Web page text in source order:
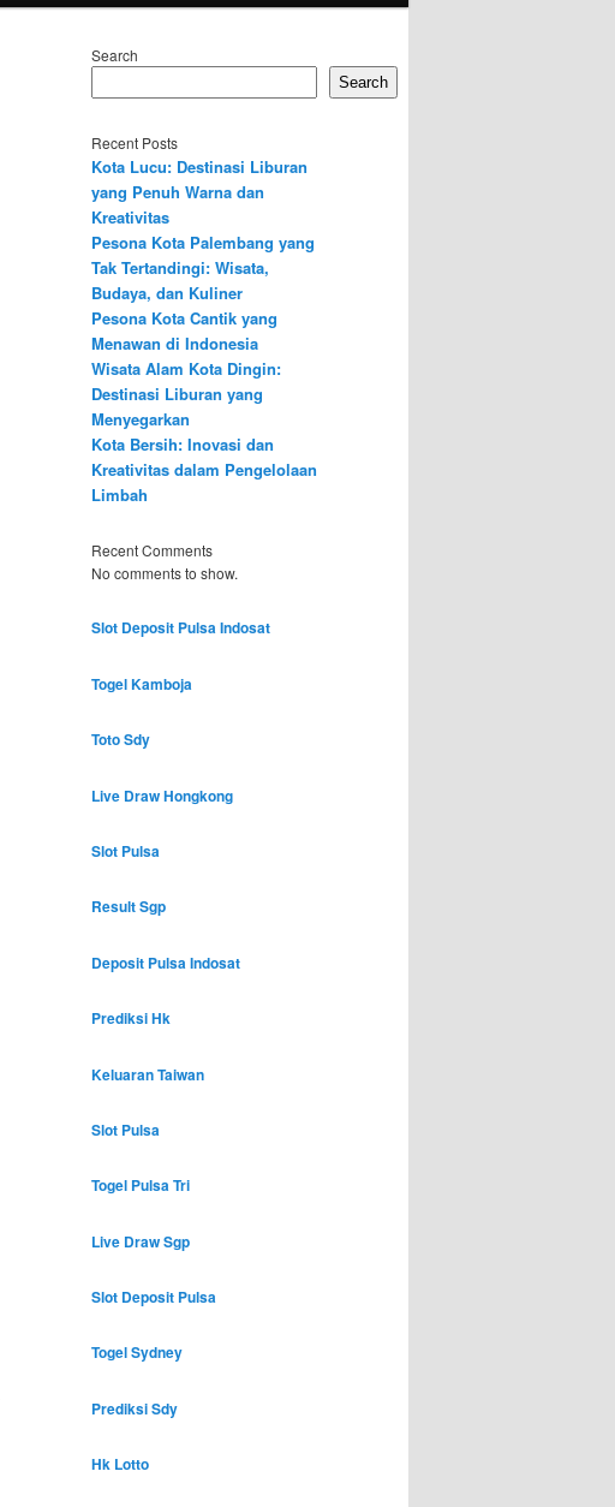
Search
Search
Recent Posts
Kota Lucu: Destinasi Liburan
yang Penuh Warna dan
Kreativitas
Pesona Kota Palembang yang
Tak Tertandingi: Wisata,
Budaya, dan Kuliner
Pesona Kota Cantik yang
Menawan di Indonesia
Wisata Alam Kota Dingin:
Destinasi Liburan yang
Menyegarkan
Kota Bersih: Inovasi dan
Kreativitas dalam Pengelolaan
Limbah
Recent Comments
No comments to show.
Slot Deposit Pulsa Indosat
Togel Kamboja
Toto Sdy
Live Draw Hongkong
Slot Pulsa
Result Sgp
Deposit Pulsa Indosat
Prediksi Hk
Keluaran Taiwan
Slot Pulsa
Togel Pulsa Tri
Live Draw Sgp
Slot Deposit Pulsa
Togel Sydney
Prediksi Sdy
Hk Lotto